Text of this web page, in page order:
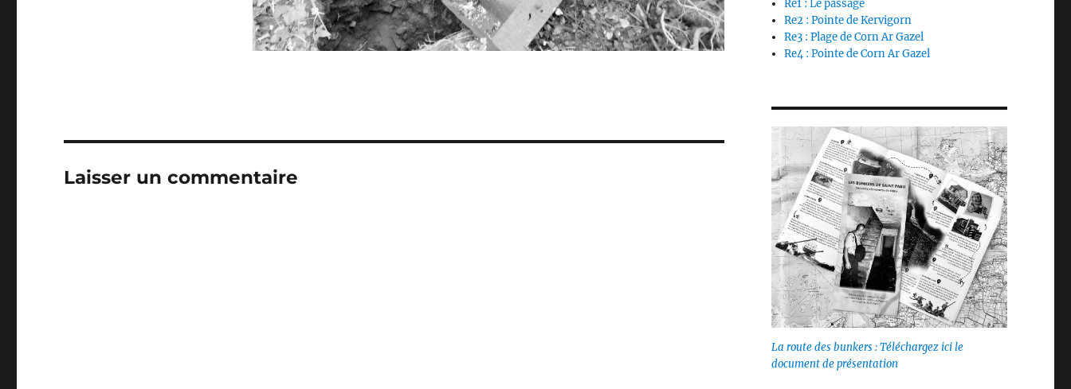
Laisser un commentaire
Re1 : Le passage
Re2 : Pointe de Kervigorn
Re3 : Plage de Corn Ar Gazel
Re4 : Pointe de Corn Ar Gazel
La route des bunkers : Téléchargez ici le
document de présentation